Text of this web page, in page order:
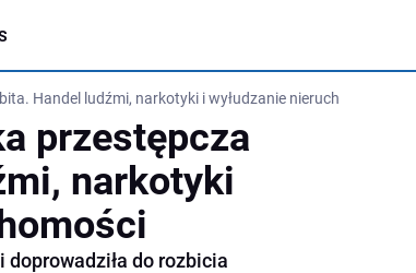
Handel ludźmi, narkotyki i wyłudzanie nieruchomości
przestępcza
narkotyki
do rozbicia